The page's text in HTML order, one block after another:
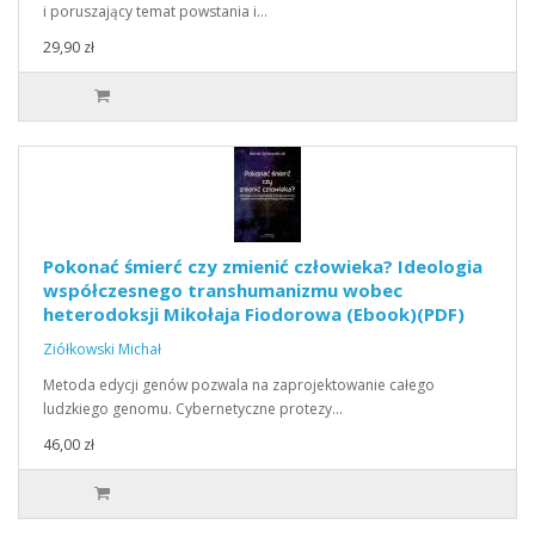
i poruszający temat powstania i…
29,90 zł
Pokonać śmierć czy zmienić człowieka? Ideologia
współczesnego transhumanizmu wobec
heterodoksji Mikołaja Fiodorowa (Ebook)(PDF)
Ziółkowski Michał
Metoda edycji genów pozwala na zaprojektowanie całego
ludzkiego genomu. Cybernetyczne protezy…
46,00 zł